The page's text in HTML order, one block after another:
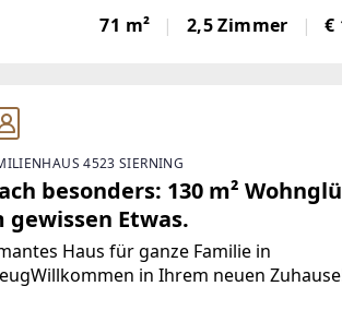
gelegen, genießen Sie die Nähe zum
sowie zu weitläufigen Spazier-
71 m² 2,5 Zimmer €
4523 SIERNING
besonders: 130 m²
gewissen Etwas.
Haus für ganze Familie in
in Ihrem neuen